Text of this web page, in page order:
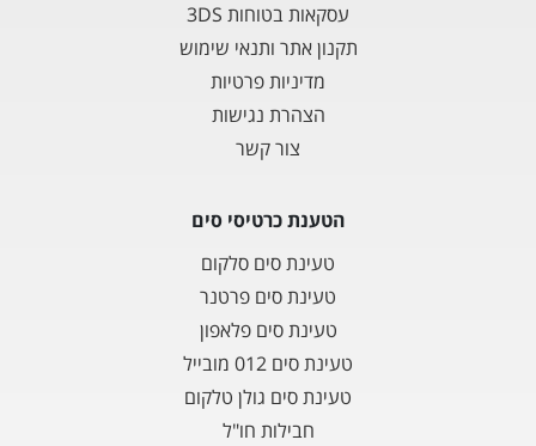
עסקאות בטוחות 3DS
תקנון אתר ותנאי שימוש
מדיניות פרטיות
הצהרת נגישות
צור קשר
הטענת כרטיסי סים
טעינת סים סלקום
טעינת סים פרטנר
טעינת סים פלאפון
טעינת סים 012 מובייל
טעינת סים גולן טלקום
חבילות חו"ל